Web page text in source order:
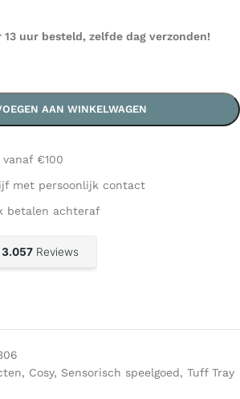
13 uur besteld, zelfde dag verzonden!
AAN WINKELWAGEN
€100
met persoonlijk contact
betalen achteraf
, Cosy, Sensorisch speelgoed, Tuff Tray